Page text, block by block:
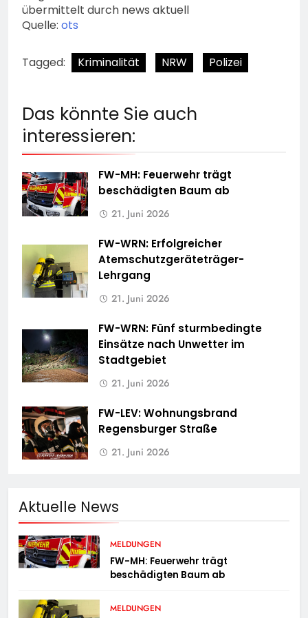
übermittelt durch news aktuell
Quelle: ots
Tagged: Kriminalität NRW Polizei
Das könnte Sie auch
interessieren:
FW-MH: Feuerwehr trägt
beschädigten Baum ab
21. Juni 2026
FW-WRN: Erfolgreicher
Atemschutzgeräteträger-
Lehrgang
21. Juni 2026
FW-WRN: Fünf sturmbedingte
Einsätze nach Unwetter im
Stadtgebiet
21. Juni 2026
FW-LEV: Wohnungsbrand
Regensburger Straße
21. Juni 2026
Aktuelle News
MELDUNGEN
FW-MH: Feuerwehr trägt
beschädigten Baum ab
MELDUNGEN